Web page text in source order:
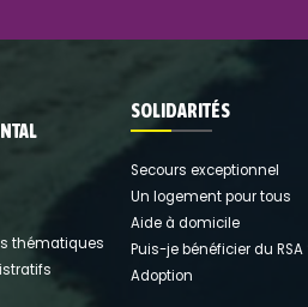
thématiques
SOLIDARITÉS
Secours exceptionnel
Un logement pour tous
Aide à domicile
Puis-je bénéficier du RSA
Adoption